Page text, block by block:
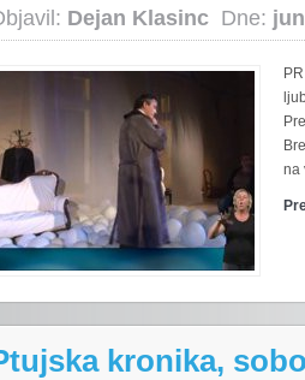
Dejan Klasinc Dne:
na
kronika,